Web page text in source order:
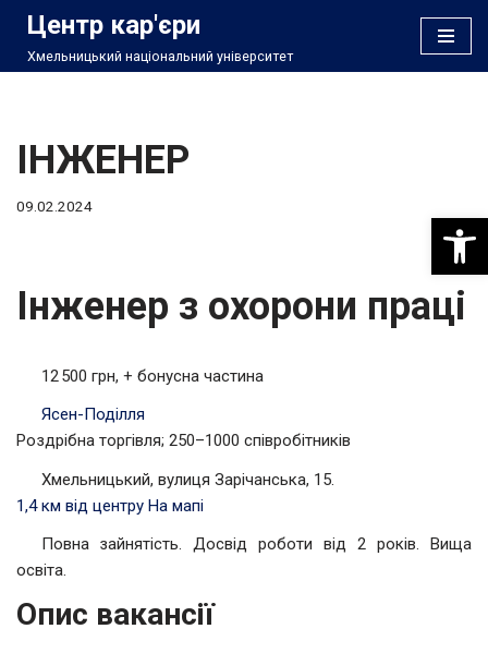
Перейти
Центр кар'єри
Хмельницький національний університет
ІНЖЕНЕР
09.02.2024
Інженер з охорони праці
12 500 грн, + бонусна частина
Ясен-Поділля
Роздрібна торгівля; 250–1000 співробітників
Хмельницький, вулиця Зарічанська, 15.
1,4 км від центру На мапі
Повна зайнятість. Досвід роботи від 2 років. Вища
освіта.
Опис вакансії